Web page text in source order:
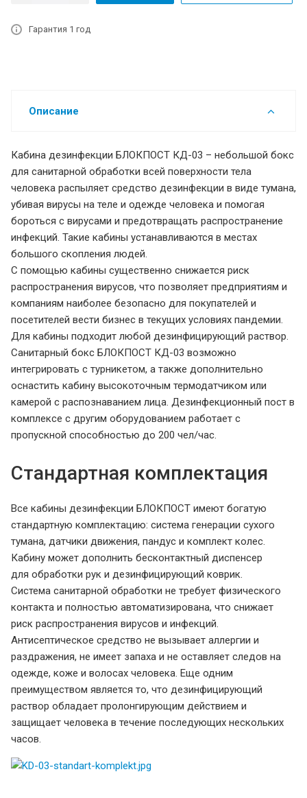
Гарантия 1 год
Описание
Кабина дезинфекции БЛОКПОСТ КД-03 – небольшой бокс
для санитарной обработки всей поверхности тела
человека распыляет средство дезинфекции в виде тумана,
убивая вирусы на теле и одежде человека и помогая
бороться с вирусами и предотвращать распространение
инфекций. Такие кабины устанавливаются в местах
большого скопления людей.
С помощью кабины существенно снижается риск
распространения вирусов, что позволяет предприятиям и
компаниям наиболее безопасно для покупателей и
посетителей вести бизнес в текущих условиях пандемии.
Для кабины подходит любой дезинфицирующий раствор.
Санитарный бокс БЛОКПОСТ КД-03 возможно
интегрировать с турникетом, а также дополнительно
оснастить кабину высокоточным термодатчиком или
камерой с распознаванием лица. Дезинфекционный пост в
комплексе с другим оборудованием работает с
пропускной способностью до 200 чел/час.
Стандартная комплектация
Все кабины дезинфекции БЛОКПОСТ имеют богатую
стандартную комплектацию: система генерации сухого
тумана, датчики движения, пандус и комплект колес.
Кабину может дополнить бесконтактный диспенсер
для обработки рук и дезинфицирующий коврик.
Система санитарной обработки не требует физического
контакта и полностью автоматизирована, что снижает
риск распространения вирусов и инфекций.
Антисептическое средство не вызывает аллергии и
раздражения, не имеет запаха и не оставляет следов на
одежде, коже и волосах человека. Еще одним
преимуществом является то, что дезинфицирующий
раствор обладает пролонгирующим действием и
защищает человека в течение последующих нескольких
часов.